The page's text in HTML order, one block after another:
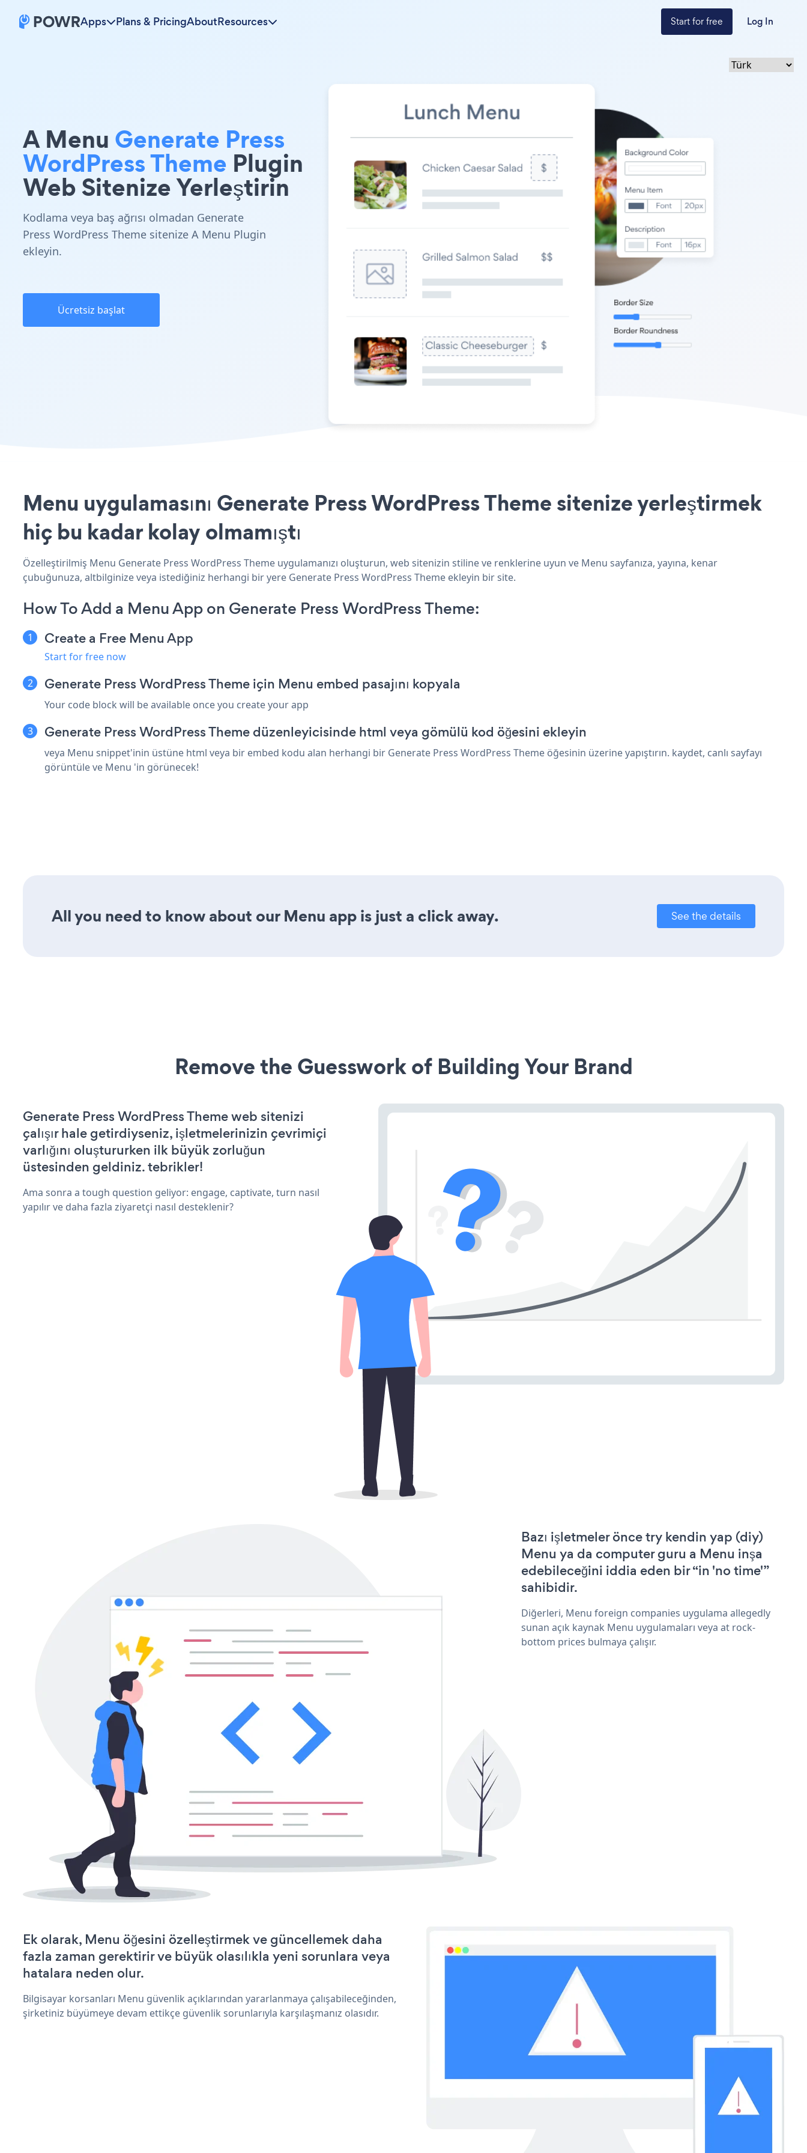
Apps Plans & PricingAboutResources Start for free Log In
A Menu Generate Press
WordPress Theme Plugin
Web Sitenize Yerleştirin
Kodlama veya baş ağrısı olmadan Generate
Press WordPress Theme sitenize A Menu Plugin
ekleyin.
Ücretsiz başlat
Menu uygulamasını Generate Press WordPress Theme sitenize yerleştirmek
hiç bu kadar kolay olmamıştı
Özelleştirilmiş Menu Generate Press WordPress Theme uygulamanızı oluşturun, web sitenizin stiline ve renklerine uyun ve Menu sayfanıza, yayına, kenar
çubuğunuza, altbilginize veya istediğiniz herhangi bir yere Generate Press WordPress Theme ekleyin bir site.
How To Add a Menu App on Generate Press WordPress Theme:
Create a Free Menu App
Start for free now
Generate Press WordPress Theme için Menu embed pasajını kopyala
Your code block will be available once you create your app
Generate Press WordPress Theme düzenleyicisinde html veya gömülü kod öğesini ekleyin
veya Menu snippet'inin üstüne html veya bir embed kodu alan herhangi bir Generate Press WordPress Theme öğesinin üzerine yapıştırın. kaydet, canlı sayfayı
görüntüle ve Menu 'in görünecek!
All you need to know about our Menu app is just a click away. See the details
Remove the Guesswork of Building Your Brand
Generate Press WordPress Theme web sitenizi
çalışır hale getirdiyseniz, işletmelerinizin çevrimiçi
varlığını oluştururken ilk büyük zorluğun
üstesinden geldiniz. tebrikler!
Ama sonra a tough question geliyor: engage, captivate, turn nasıl
yapılır ve daha fazla ziyaretçi nasıl desteklenir?
Bazı işletmeler önce try kendin yap (diy)
Menu ya da computer guru a Menu inşa
edebileceğini iddia eden bir “in 'no time'”
sahibidir.
Diğerleri, Menu foreign companies uygulama allegedly
sunan açık kaynak Menu uygulamaları veya at rock-
bottom prices bulmaya çalışır.
Ek olarak, Menu öğesini özelleştirmek ve güncellemek daha
fazla zaman gerektirir ve büyük olasılıkla yeni sorunlara veya
hatalara neden olur.
Bilgisayar korsanları Menu güvenlik açıklarından yararlanmaya çalışabileceğinden,
şirketiniz büyümeye devam ettikçe güvenlik sorunlarıyla karşılaşmanız olasıdır.